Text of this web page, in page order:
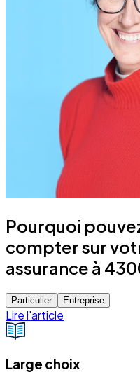
Pourquoi
compter sur
assurance à
Particulier Entreprise
Lire l'article
Large choix